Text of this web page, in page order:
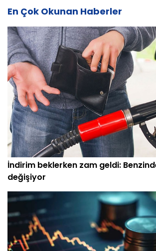
En Çok Okunan Haberler
İndirim beklerken zam geldi:
değişiyor